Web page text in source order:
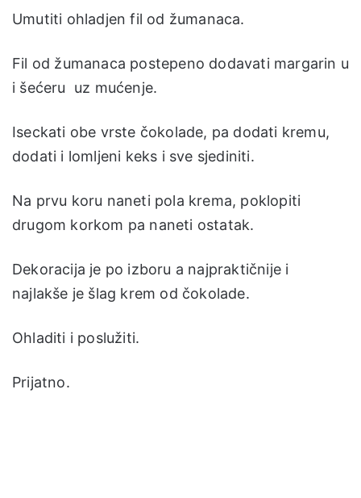
Umutiti ohladjen fil od žumanaca.
Fil od žumanaca postepeno dodavati margarin u
i šećeru uz mućenje.
Iseckati obe vrste čokolade, pa dodati kremu,
dodati i lomljeni keks i sve sjediniti.
Na prvu koru naneti pola krema, poklopiti
drugom korkom pa naneti ostatak.
Dekoracija je po izboru a najpraktičnije i
najlakše je šlag krem od čokolade.
Ohladiti i poslužiti.
Prijatno.